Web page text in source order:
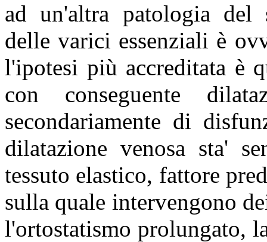
ad un'altra patologia del
delle varici essenziali è
l'ipotesi più accreditata è
con conseguente
secondariamente di
dilatazione venosa sta'
tessuto elastico, fattore
sulla quale intervengono
l'ortostatismo prolungato,